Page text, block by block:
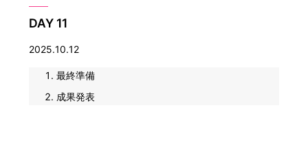
DAY 11
2025.10.12
最終準備
成果発表